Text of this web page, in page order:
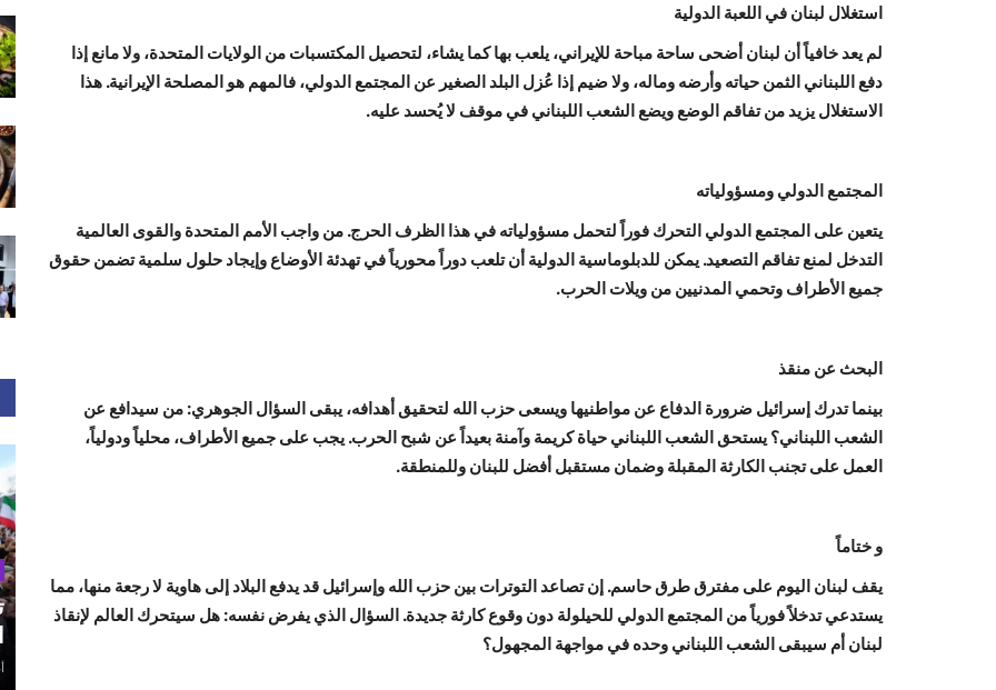
استغلال لبنان في اللعبة الدولية
لم يعد خافياً أن لبنان أضحى ساحة مباحة للإيراني، يلعب بها كما يشاء، لتحصيل المكتسبات من الولايات المتحدة، ولا مانع إذا
دفع اللبناني الثمن حياته وأرضه وماله، ولا ضيم إذا عُزل البلد الصغير عن المجتمع الدولي، فالمهم هو المصلحة الإيرانية. هذا
الاستغلال يزيد من تفاقم الوضع ويضع الشعب اللبناني في موقف لا يُحسد عليه.
المجتمع الدولي ومسؤولياته
يتعين على المجتمع الدولي التحرك فوراً لتحمل مسؤولياته في هذا الظرف الحرج. من واجب الأمم المتحدة والقوى العالمية
التدخل لمنع تفاقم التصعيد. يمكن للدبلوماسية الدولية أن تلعب دوراً محورياً في تهدئة الأوضاع وإيجاد حلول سلمية تضمن حقوق
جميع الأطراف وتحمي المدنيين من ويلات الحرب.
البحث عن منقذ
بينما تدرك إسرائيل ضرورة الدفاع عن مواطنيها ويسعى حزب الله لتحقيق أهدافه، يبقى السؤال الجوهري: من سيدافع عن
الشعب اللبناني؟ يستحق الشعب اللبناني حياة كريمة وآمنة بعيداً عن شبح الحرب. يجب على جميع الأطراف، محلياً ودولياً،
العمل على تجنب الكارثة المقبلة وضمان مستقبل أفضل للبنان وللمنطقة.
و ختاماً
يقف لبنان اليوم على مفترق طرق حاسم. إن تصاعد التوترات بين حزب الله وإسرائيل قد يدفع البلاد إلى هاوية لا رجعة منها، مما
يستدعي تدخلاً فورياً من المجتمع الدولي للحيلولة دون وقوع كارثة جديدة. السؤال الذي يفرض نفسه: هل سيتحرك العالم لإنقاذ
لبنان أم سيبقى الشعب اللبناني وحده في مواجهة المجهول؟